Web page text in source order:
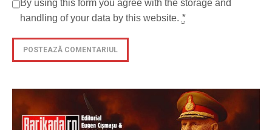
By using this form you agree with the storage and
handling of your data by this website. *